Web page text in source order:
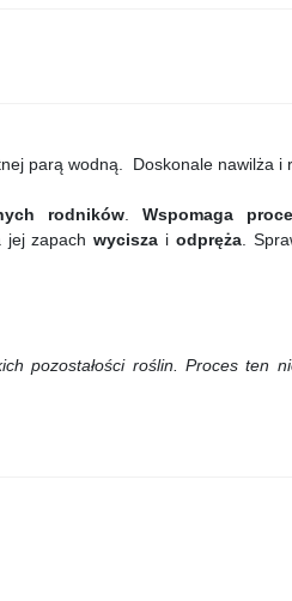
parą wodną. Doskonale nawilża i
rodników Wspomaga
jej zapach wycisza i odpręża.
pozostałości roślin.Proces ten